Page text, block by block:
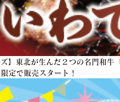
ズ】東北が生んだ２つの名門和
定で販売スタート！